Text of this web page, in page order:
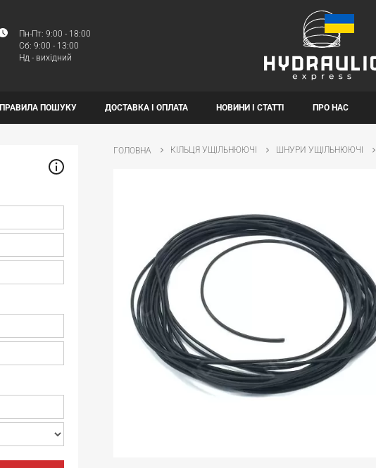
Пн-Пт: 9:00 - 18:00
Сб: 9:00 - 13:00
Нд - вихідний
ПРАВИЛА ПОШУКУ ДОСТАВКА І ОПЛАТА НОВИНИ І СТАТТІ ПРО НАС
ГОЛОВНА КІЛЬЦЯ УЩІЛЬНЮЮЧІ ШНУРИ УЩІЛЬНЮЮЧІ